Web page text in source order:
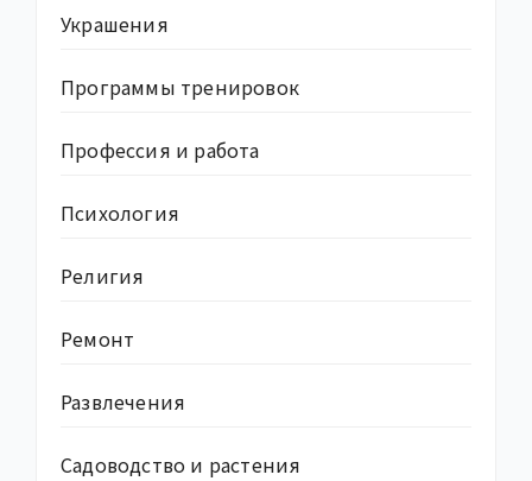
Украшения
Программы тренировок
Профессия и работа
Психология
Религия
Ремонт
Развлечения
Садоводство и растения